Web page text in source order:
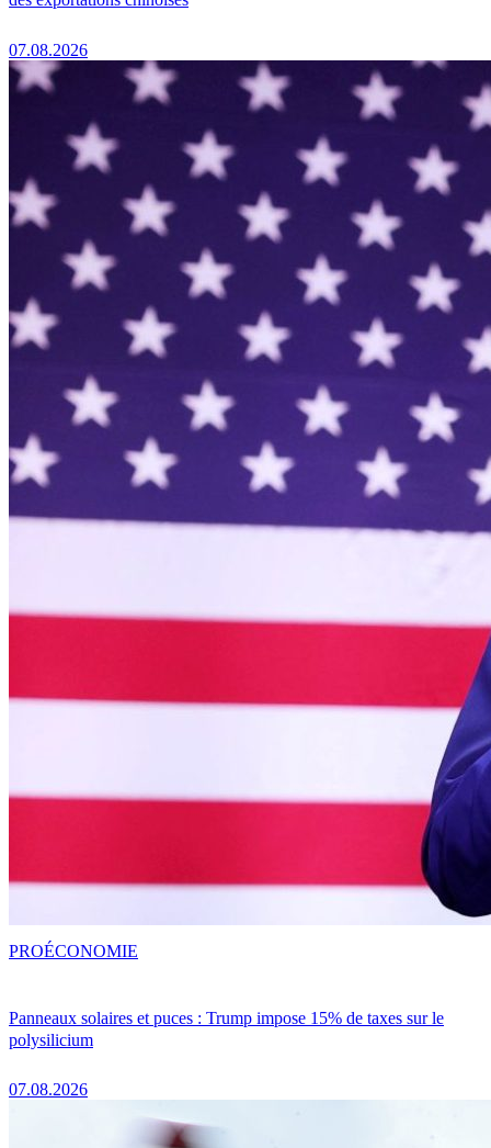
07.08.2026
Panneaux solaires et puces : Trump impose 15% de taxes sur le
polysilicium
07.08.2026
PROÉCONOMIE